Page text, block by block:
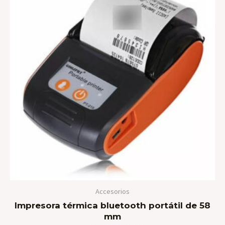
Accesorios
Impresora térmica bluetooth portátil de 58
mm
era:
es:
$ 157.000.